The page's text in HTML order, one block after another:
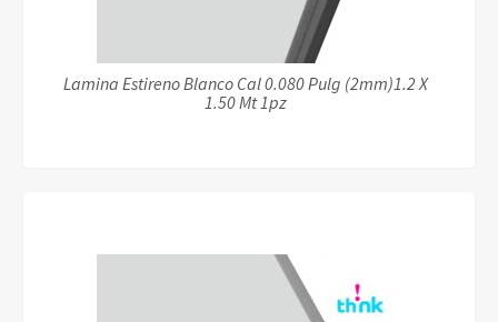
Lamina Estireno Blanco Cal 0.080 Pulg (2mm)1.2 X
1.50 Mt 1pz